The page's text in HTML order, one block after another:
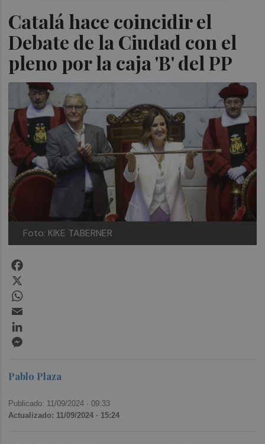
Catalá hace coincidir el
Debate de la Ciudad con el
pleno por la caja 'B' del PP
Foto: KIKE TABERNER
Pablo Plaza
Publicado: 11/09/2024 ·09:33
Actualizado: 11/09/2024 · 15:24